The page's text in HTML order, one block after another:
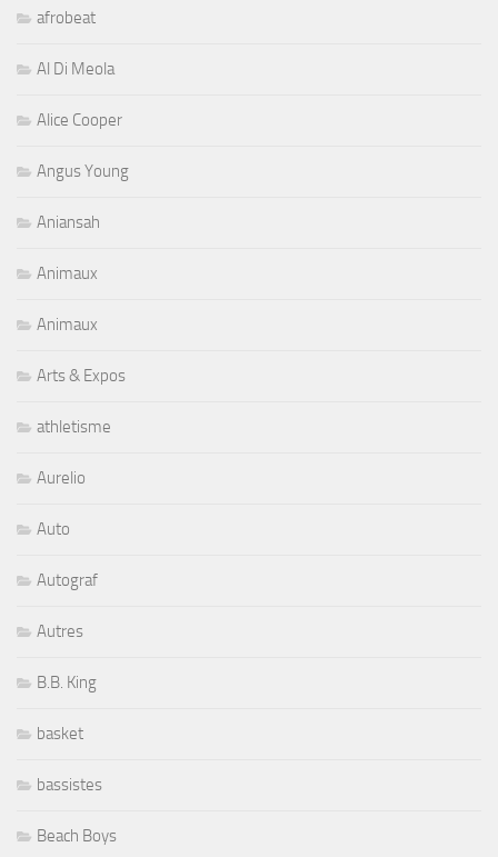
afrobeat
Al Di Meola
Alice Cooper
Angus Young
Aniansah
Animaux
Animaux
Arts & Expos
athletisme
Aurelio
Auto
Autograf
Autres
B.B. King
basket
bassistes
Beach Boys